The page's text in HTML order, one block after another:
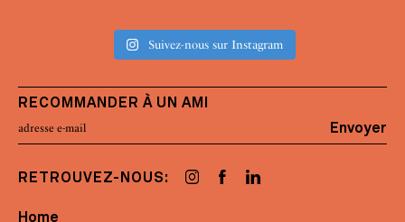
Suivez-nous sur Instagram
RECOMMANDER À UN AMI
Envoyer
RETROUVEZ-NOUS:
Home